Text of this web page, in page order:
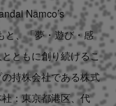
Namco’s
と、「夢・遊び・感
ともに創り続けるこ
持株会社である株式
：東京都港区、代